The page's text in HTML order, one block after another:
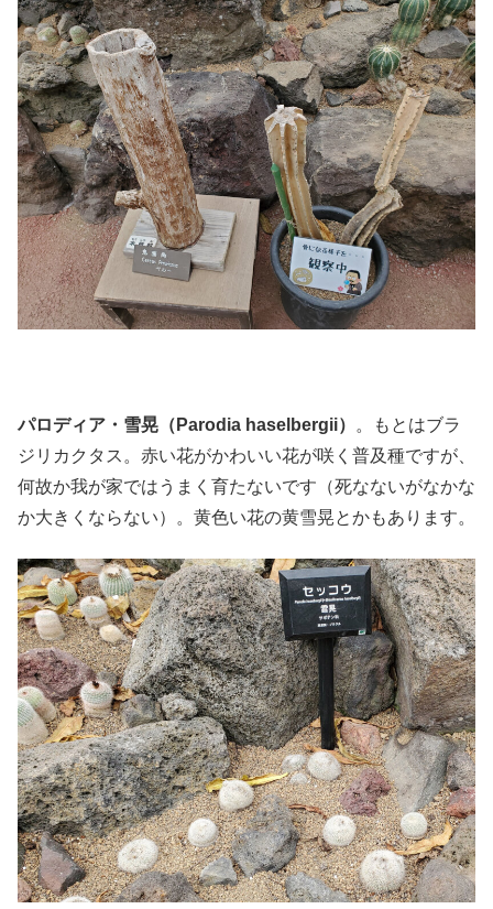
パロディア・雪晃（Parodia haselbergii）
。もとはブラ
ジリカクタス。赤い花がかわいい花が咲く普及種ですが、
何故か我が家ではうまく育たないです（死なないがなかな
か大きくならない）。黄色い花の黄雪晃とかもあります。